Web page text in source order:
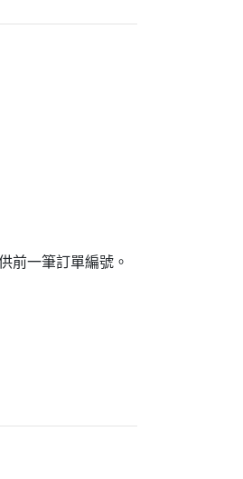
前一筆訂單編號。